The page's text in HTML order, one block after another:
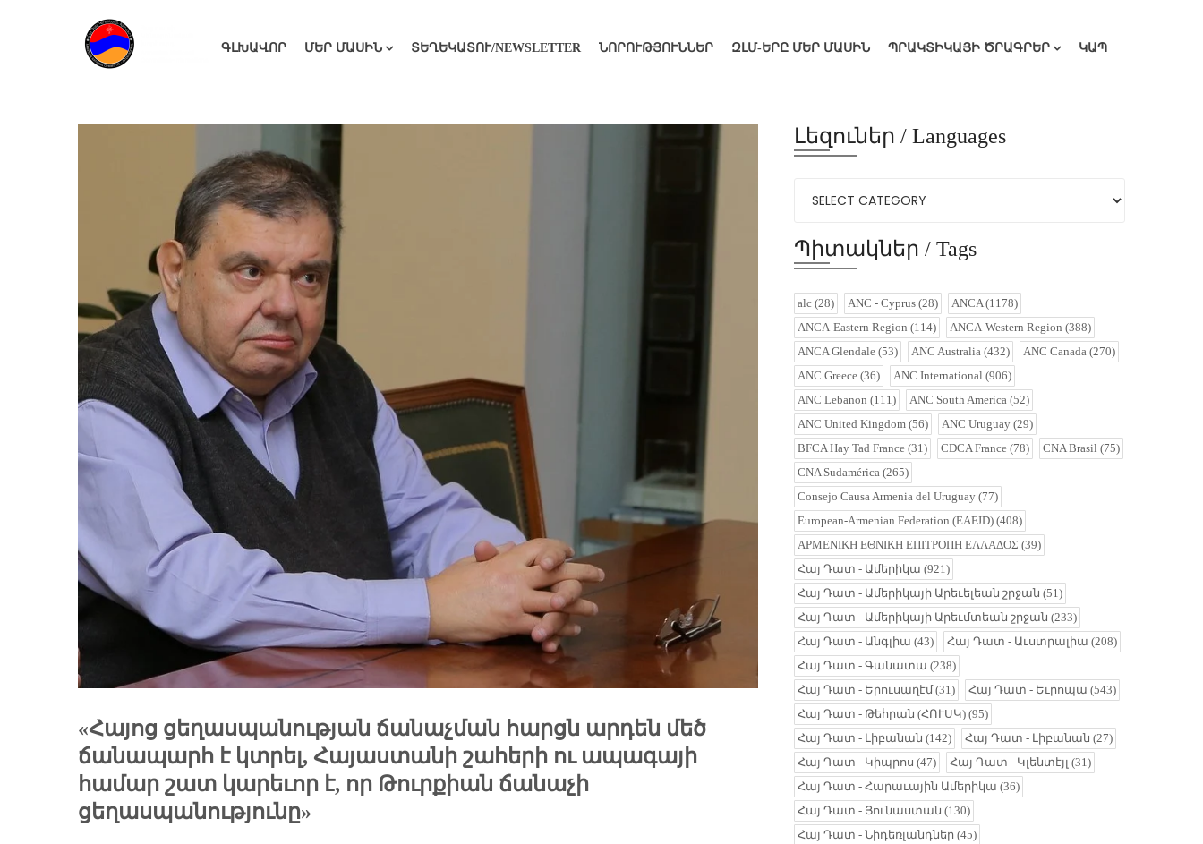
ԳԼԽԱՎՈՐ ՄԵՐ ՄԱՍԻՆ ՏԵՂԵԿԱՏՈՒ/NEWSLETTER ՆՈՐՈՒԹՅՈՒՆՆԵՐ ԶԼՄ-ԵՐԸ ՄԵՐ ՄԱՍԻՆ ՊՐԱԿՏԻԿԱՅԻ ԾՐԱԳՐԵՐ ԿԱՊ
«Հայոց ցեղասպանության ճանաչման հարցն արդեն մեծ
ճանապարհ է կտրել, Հայաստանի շահերի ու ապագայի
համար շատ կարեւոր է, որ Թուրքիան ճանաչի
ցեղասպանությունը»
Լեզուներ / Languages
Պիտակներ / Tags
alc (28) ANC - Cyprus (28) ANCA(1178)
ANCA-Eastern Region (114) ANCA-Western Region (388)
ANCA Glendale (53) ANC Australia (432) ANC Canada (270)
ANC Greece (36) ANC International (906)
ANC Lebanon (111) ANC South America (52)
ANC United Kingdom (56) ANC Uruguay (29)
BFCA Hay Tad France (31) CDCA France (78) CNA Brasil (75)
CNA Sudamérica (265)
Consejo Causa Armenia del Uruguay (77)
European-Armenian Federation (EAFJD) (408)
ΑΡΜΕΝΙΚΗ ΕΘΝΙΚΗ ΕΠΙΤΡΟΠΗ ΕΛΛΑΔΟΣ (39)
Հայ Դատ - Ամերիկա (921)
Հայ Դատ - Ամերիկայի Արեւելեան շրջան (51)
Հայ Դատ - Ամերիկայի Արեւմտեան շրջան (233)
Հայ Դատ - Անգլիա (43) Հայ Դատ - Աւստրալիա (208)
Հայ Դատ - Գանատա (238)
Հայ Դատ - Երուսաղէմ(31) Հայ Դատ - Եւրոպա (543)
Հայ Դատ - Թեհրան (ՀՈՒՍԿ) (95)
Հայ Դատ - Լիբանան (142) Հայ Դատ - Լիբանան (27)
Հայ Դատ - Կիպրոս (47) Հայ Դատ - Կլենտէյլ (31)
Հայ Դատ - Հարաւային Ամերիկա (36)
Հայ Դատ - Յունաստան (130)
Հայ Դատ - Նիդեռլանդներ (45)